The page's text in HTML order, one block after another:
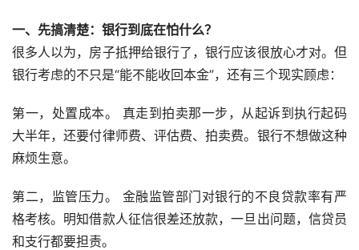
一、先搞清楚：银行到底在怕什么？
很多人以为，房子抵押给银行了，银行应该很放心才对。但
银行考虑的不只是“能不能收回本金”，还有三个现实顾虑：
第一，处置成本。 真走到拍卖那一步，从起诉到执行起码
大半年，还要付律师费、评估费、拍卖费。银行不想做这种
麻烦生意。
第二，监管压力。 金融监管部门对银行的不良贷款率有严
格考核。明知借款人征信很差还放款，一旦出问题，信贷员
和支行都要担责。